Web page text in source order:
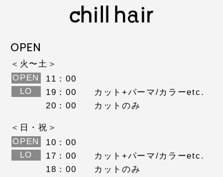
OPEN
＜火〜土＞
OPEN
11：00
LO
19：00
カット+パーマ/カラーetc.
20：00
カットのみ
＜日・祝＞
OPEN
10：00
LO
17：00
カット+パーマ/カラーetc.
18：00
カットのみ